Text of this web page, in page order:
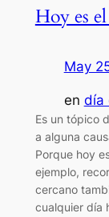
Hoy es
May
en día
Es un tópico
a alguna
Porque hoy
ejemplo,
cercano
cualquier día